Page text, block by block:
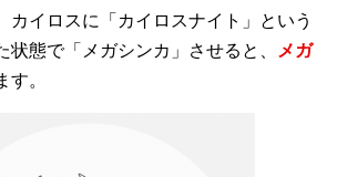
カイロスに「カイロスナイト」という
状態で「メガシンカ」させると、
メガ
。